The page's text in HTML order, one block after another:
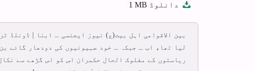
fullscreenدانلوڈ 1 MB
بین الاقوامی اہل بیت(ع) نیوز ایجنسی ـ ابنا | ڈونلڈ
لیا تھا، اب ـ جبکہ ـ خود صہیونیوں کی دودھار گائے
ریاستوں کے مفلوک الحال حکمران اس کو اس گڑھے سے